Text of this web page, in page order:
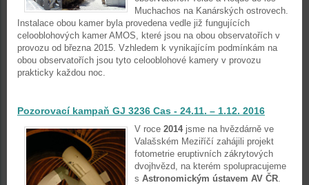
Muchachos na Kanárských ostrovech.
Instalace obou kamer byla provedena vedle již fungujících
celooblohových kamer AMOS, které jsou na obou observatořích v
provozu od března 2015. Vzhledem k vynikajícím podmínkám na
obou observatořích jsou tyto celooblohové kamery v provozu
prakticky každou noc.
Pozorovací kampaň GJ 3236 Cas - 24.11. – 1.12. 2016
V roce 2014jsme na hvězdárně ve
Valašském Meziříčí zahájili projekt
fotometrie eruptivních zákrytových
dvojhvězd, na kterém spolupracujeme
s Astronomickým ústavem AV ČR.